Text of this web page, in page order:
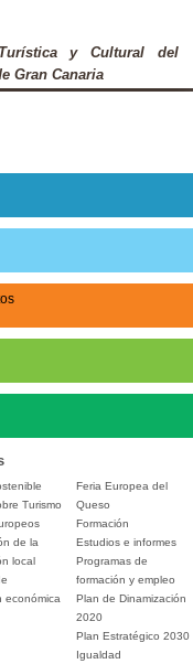
y Cultural del
Gran Canaria
Turismo
de la
local
económica
Feria Europea del
Queso
Formación
Estudios e informes
Programas de
formación y empleo
Plan de Dinamización
2020
Plan Estratégico 2030
Igualdad